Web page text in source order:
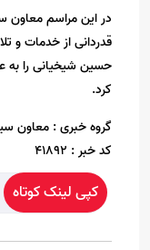
در این مراسم معاون
قدردانی از خدمات و
حسین شیخیانی را به
کرد.
گروه خبری : معاون
کد خبر : 41892
کپی لینک کوتاه